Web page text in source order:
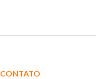
CONTATO